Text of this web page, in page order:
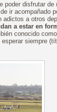
poder disfrutar
ir acompañado
a otros
a estar en
conocido
siempre